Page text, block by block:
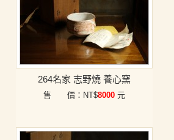
264名家 志野燒 養心窯
售 價：NT$8000 元